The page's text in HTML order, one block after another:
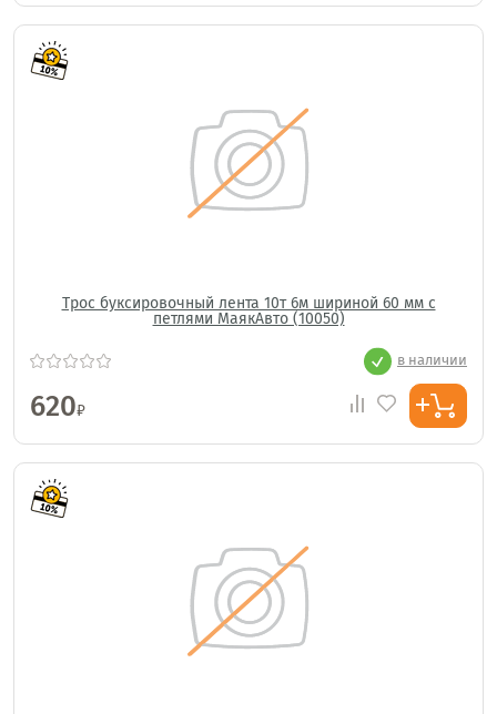
Трос буксировочный лента 10т 6м шириной 60 мм с
петлями МаякАвто (10050)
в наличии
620₽